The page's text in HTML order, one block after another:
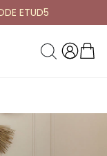
ETUD5